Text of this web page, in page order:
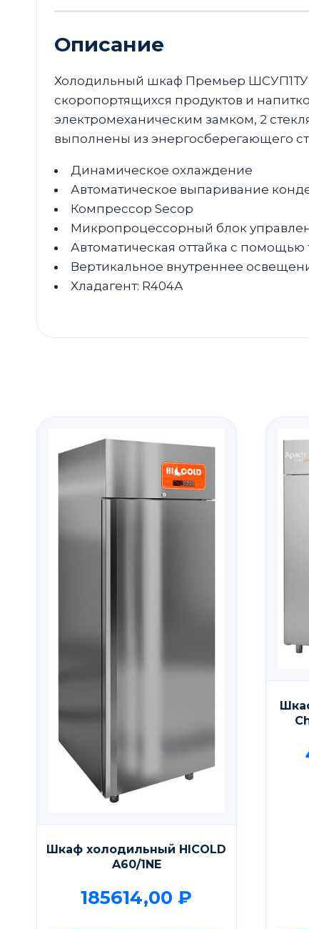
Описание
Холодильный шкаф Премьер ШСУП1ТУ-
скоропортящихся продуктов и
электромеханическим замком, 2
выполнены из энергосберегающего
Динамическое охлаждение
Автоматическое выпаривание
Компрессор Secop
Микропроцессорный блок
Автоматическая оттайка с помощью
Вертикальное внутреннее
Хладагент: R404А
Шкаф холодильный HICOLD
A60/1NE
185614,00₽